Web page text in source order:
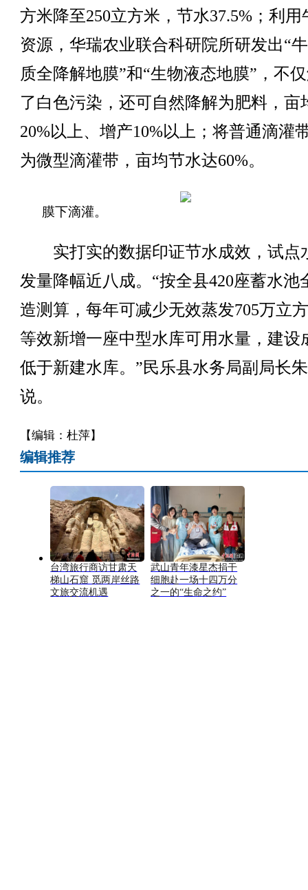
方米降至250立方米，节水37.5%；利用
资源，华瑞农业联合科研院所研发出“
质全降解地膜”和“生物液态地膜”，不
了白色污染，还可自然降解为肥料，亩
20%以上、增产10%以上；将普通滴灌
为微型滴灌带，亩均节水达60%。
膜下滴灌。
实打实的数据印证节水成效，试点
发量降幅近八成。“按全县420座蓄水池
造测算，每年可减少无效蒸发705万立
等效新增一座中型水库可用水量，建设
低于新建水库。”民乐县水务局副局长
说。
【编辑：杜萍】
编辑推荐
台湾旅行商访甘肃天
梯山石窟 觅两岸丝路
文旅交流机遇
武山青年漆星杰捐干
细胞赴一场十四万分
之一的“生命之约”